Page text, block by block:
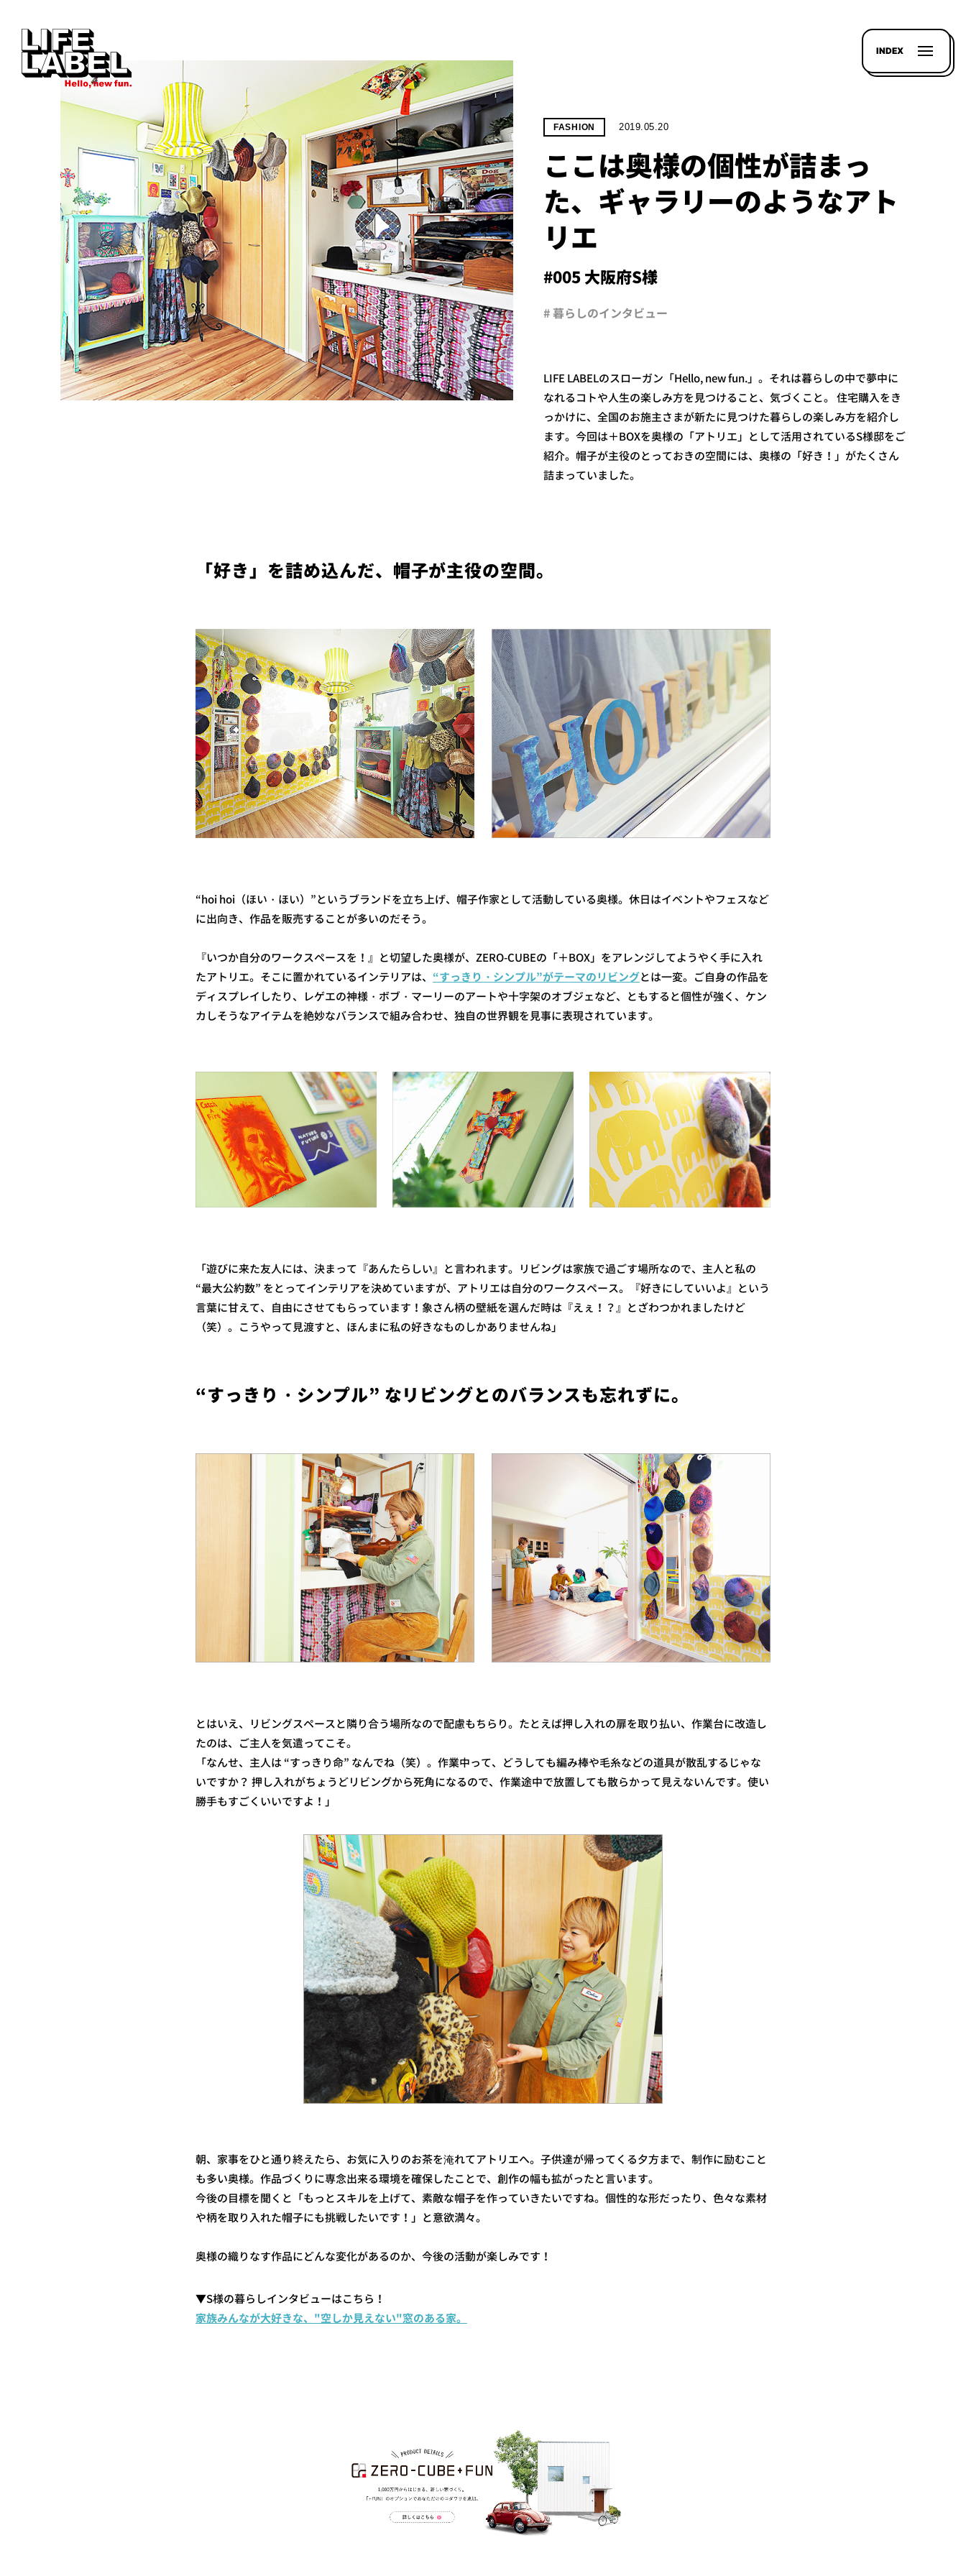
INDEX
FASHION 2019.05.20
ここは奥様の個性が詰まっ
た、ギャラリーのようなアト
リエ
#005 大阪府S様
# 暮らしのインタビュー
LIFE LABELのスローガン「Hello, new fun.」。それは暮らしの中で夢中に
なれるコトや人生の楽しみ方を見つけること、気づくこと。 住宅購入をき
っかけに、全国のお施主さまが新たに見つけた暮らしの楽しみ方を紹介し
ます。今回は＋BOXを奥様の「アトリエ」として活用されているS様邸をご
紹介。帽子が主役のとっておきの空間には、奥様の「好き！」がたくさん
詰まっていました。
「好き」を詰め込んだ、帽子が主役の空間。
“hoi hoi（ほい・ほい）” というブランドを立ち上げ、帽子作家として活動している奥様。休日はイベントやフェスなど
に出向き、作品を販売することが多いのだそう。
『いつか自分のワークスペースを！』と切望した奥様が、ZERO-CUBEの「＋BOX」をアレンジしてようやく手に入れ
たアトリエ。そこに置かれているインテリアは、 “すっきり・シンプル”がテーマのリビングとは一変。ご自身の作品を
ディスプレイしたり、レゲエの神様・ボブ・マーリーのアートや十字架のオブジェなど、ともすると個性が強く、ケン
カしそうなアイテムを絶妙なバランスで組み合わせ、独自の世界観を見事に表現されています。
「遊びに来た友人には、決まって『あんたらしい』と言われます。リビングは家族で過ごす場所なので、主人と私の
“最大公約数” をとってインテリアを決めていますが、アトリエは自分のワークスペース。『好きにしていいよ』という
言葉に甘えて、自由にさせてもらっています！象さん柄の壁紙を選んだ時は『えぇ！？』とざわつかれましたけど
（笑）。こうやって見渡すと、ほんまに私の好きなものしかありませんね」
“すっきり・シンプル” なリビングとのバランスも忘れずに。
とはいえ、リビングスペースと隣り合う場所なので配慮もちらり。たとえば押し入れの扉を取り払い、作業台に改造し
たのは、ご主人を気遣ってこそ。
「なんせ、主人は “すっきり命” なんでね（笑）。作業中って、どうしても編み棒や毛糸などの道具が散乱するじゃな
いですか？ 押し入れがちょうどリビングから死角になるので、作業途中で放置しても散らかって見えないんです。使い
勝手もすごくいいですよ！」
朝、家事をひと通り終えたら、お気に入りのお茶を淹れてアトリエへ。子供達が帰ってくる夕方まで、制作に励むこと
も多い奥様。作品づくりに専念出来る環境を確保したことで、創作の幅も拡がったと言います。
今後の目標を聞くと「もっとスキルを上げて、素敵な帽子を作っていきたいですね。個性的な形だったり、色々な素材
や柄を取り入れた帽子にも挑戦したいです！」と意欲満々。
奥様の織りなす作品にどんな変化があるのか、今後の活動が楽しみです！
▼S様の暮らしインタビューはこちら！
家族みんなが大好きな、"空しか見えない"窓のある家。